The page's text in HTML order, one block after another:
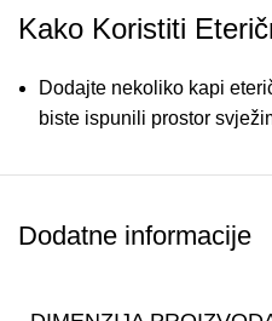
Kako Koristiti
Dodajte nekoliko kapi
biste ispunili prostor
Dodajte nekoliko kapi ulja
Koristite ulje breze u
Dodatne informacije